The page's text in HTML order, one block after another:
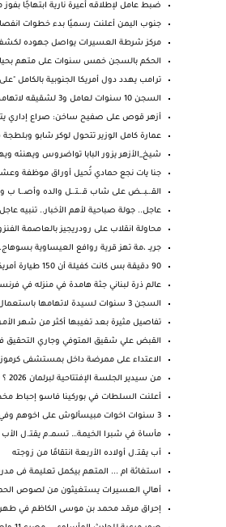
ضبط عامل لإطلاقه أعيرة نارية ابتهاجًا
جنوب اليمن أعلنت رسميًا بدء خطوات
مركز شرطة العسيرات يواصل جهوده
الحكم بالسجن خمس سنوات على متهم
ترامب يهدد دول أمريكا الجنوبية بالكامل
السجن 10 سنوات لعامل و3 لشقيقه لاتهامهما بإصابة شخ...
أزهر قوص على صفيح ساخن: صراع إداري
عمارة كامل الوزير تتحول لوكر شابو
شيخ_الأزهر يزور البابا تواضروس ويهنئه
جنا يات نجع حمادي تُحيل أوراق موظفة
القـ.ـبـ.ـض على شاب قـ.ـتـ.ـل والده وأصـ.ـا ب
عاجل.. جولة صباحية لأهم الأخبار.. تنبيه
محاولة انقلاب على رودريجيز بالعاصمة
جريــ ،مة تهز قرية روافع العيساوية
90 دقيقة بس كانت كفيلة أن 150 طيارة أمريكية تقتحم ...
عالم ذرة لبناني جثة هامدة في منزله في
السجن 3 سنوات لسيدة لاتهامها باستعمال القوة مع شخص...
تفاصيل مثيرة بعد تغيبها أكثر من شهر
القبض علي شقيق المتوفي وجاري التحقيق
الاعتداء على ممرضة داخل بمستشفى
من سيدير الجلسة الإفتتاحية لبرلمان 2026 ؟ تنوع ال...
أعلنت السلطات في بوركينا فاسو إحباط
3 سنوات اخوات مبيسألوش على اخوهم وفي الآخر طلع ميـ...
مأساة في شبرا الخيمة… تسمـ.م يقتـ.ل الأب
أب يقتـ.ل أولاده الأربعة انتقامًا من زوجته
استغاثة ام ... المتهم بيكمل تعليمة فى
أهالي العسيرات يستغيثون من لصوص
إحراق مرقد محمد بن موسى الكاظم في